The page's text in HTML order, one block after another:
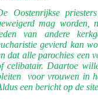
Oostenrijkse
mag worden,
van andere
gevierd kan
dat alle parochies een
celibatair. Daartoe
voor vrouwen in
een bericht op de